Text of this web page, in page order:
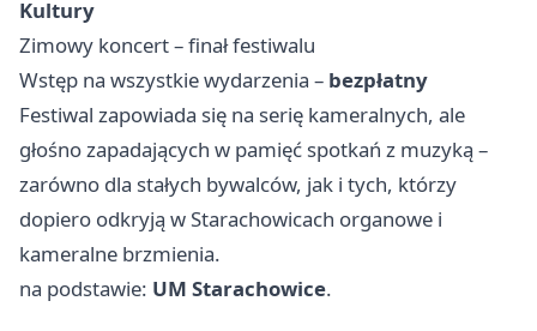
Kultury
Zimowy koncert – finał festiwalu
Wstęp na wszystkie wydarzenia – bezpłatny
Festiwal zapowiada się na serię kameralnych, ale
głośno zapadających w pamięć spotkań z muzyką –
zarówno dla stałych bywalców, jak i tych, którzy
dopiero odkryją w Starachowicach organowe i
kameralne brzmienia.
na podstawie: UM Starachowice.